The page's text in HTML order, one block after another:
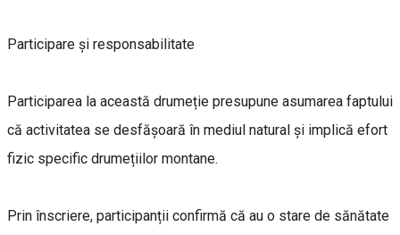
Participare și responsabilitate
Participarea la această drumeție presupune asumarea faptului
că activitatea se desfășoară în mediul natural și implică efort
fizic specific drumețiilor montane.
Prin înscriere, participanții confirmă că au o stare de sănătate